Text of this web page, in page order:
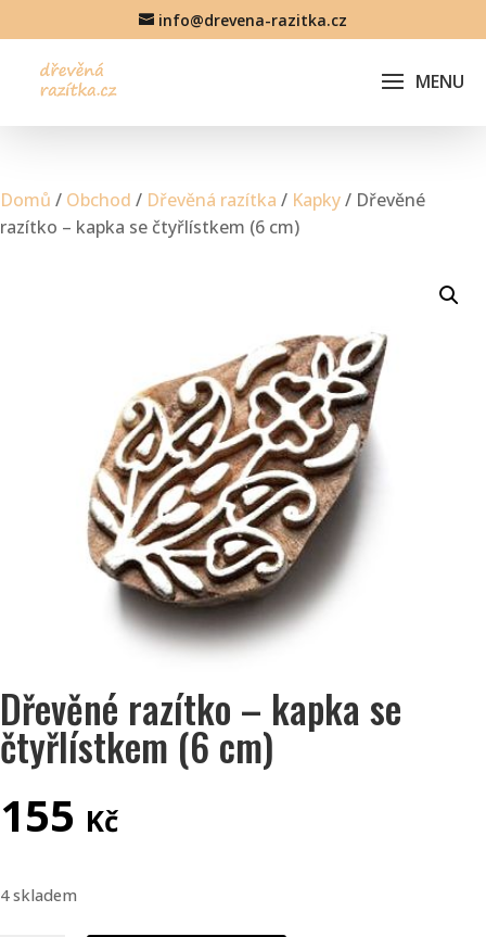
info@drevena-razitka.cz
Domů / Obchod / Dřevěná razítka / Kapky/ Dřevěné
razítko – kapka se čtyřlístkem (6 cm)
Dřevěné razítko – kapka se
čtyřlístkem (6 cm)
155 Kč
4 skladem